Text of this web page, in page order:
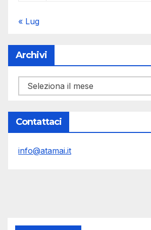
« Lug
Archivi
Archivi
Contattaci
info@atamai.it